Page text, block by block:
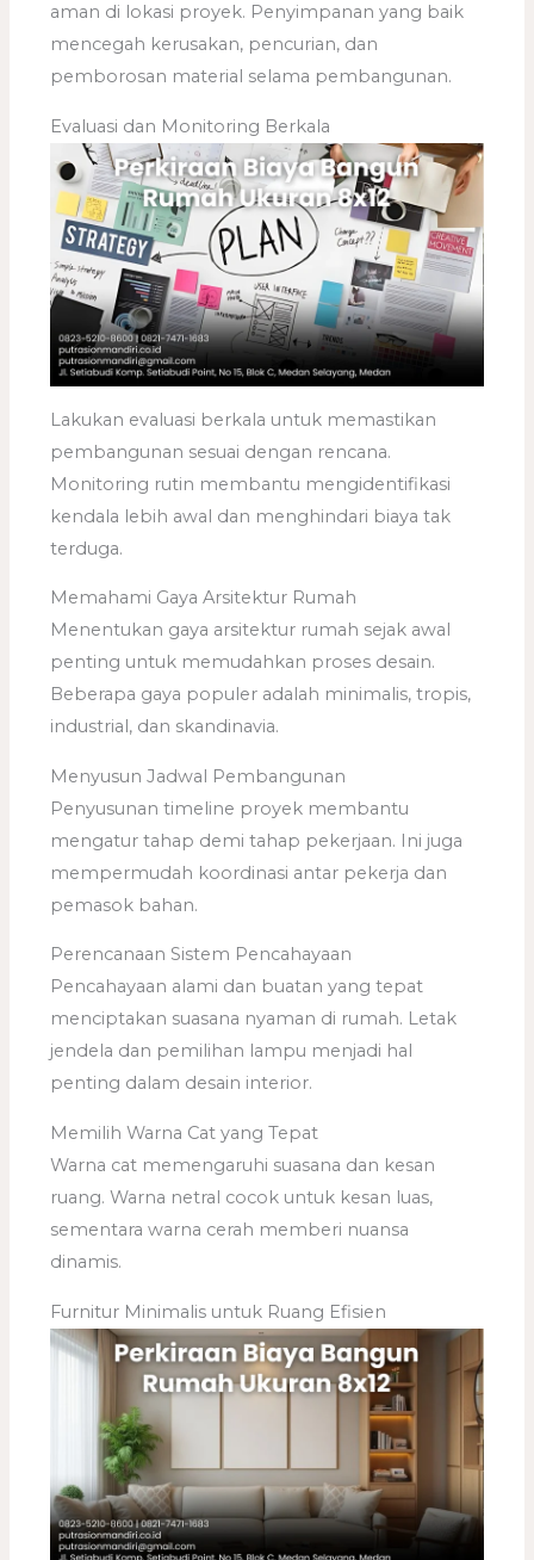
aman di lokasi proyek. Penyimpanan yang baik
mencegah kerusakan, pencurian, dan
pemborosan material selama pembangunan.
Evaluasi dan Monitoring Berkala
Lakukan evaluasi berkala untuk memastikan
pembangunan sesuai dengan rencana.
Monitoring rutin membantu mengidentifikasi
kendala lebih awal dan menghindari biaya tak
terduga.
Memahami Gaya Arsitektur Rumah
Menentukan gaya arsitektur rumah sejak awal
penting untuk memudahkan proses desain.
Beberapa gaya populer adalah minimalis, tropis,
industrial, dan skandinavia.
Menyusun Jadwal Pembangunan
Penyusunan timeline proyek membantu
mengatur tahap demi tahap pekerjaan. Ini juga
mempermudah koordinasi antar pekerja dan
pemasok bahan.
Perencanaan Sistem Pencahayaan
Pencahayaan alami dan buatan yang tepat
menciptakan suasana nyaman di rumah. Letak
jendela dan pemilihan lampu menjadi hal
penting dalam desain interior.
Memilih Warna Cat yang Tepat
Warna cat memengaruhi suasana dan kesan
ruang. Warna netral cocok untuk kesan luas,
sementara warna cerah memberi nuansa
dinamis.
Furnitur Minimalis untuk Ruang Efisien